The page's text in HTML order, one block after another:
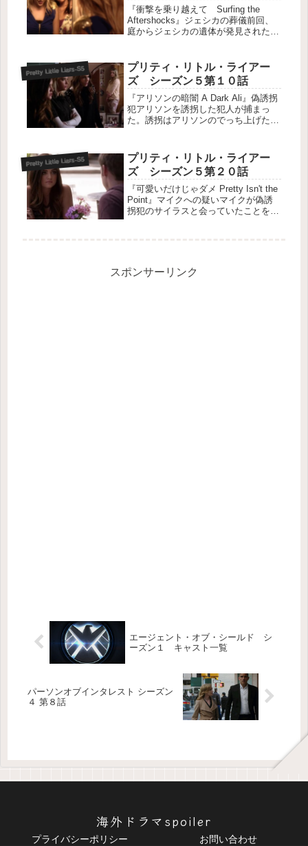
『衝撃を乗り越えて Surfing the
Aftershocks』ジェシカの葬儀前回、
庭からジェシカの遺体が発見された。
の時に着ていたものだった。学校に登
校した４人は、校...
Pretty Little Liars-S5
プリティ・リトル・ライアー
ズ シーズン５第１０話
『アリソンの暗闇 A Dark Ali』偽誘拐
犯アリソンを誘拐した犯人が捕まっ
た。誘拐はアリソンのでっち上げた話
じ供述をしている。偽の誘拐犯に困惑
するアリソンは、誘拐時に目隠...
Pretty Little Liars-S5
プリティ・リトル・ライアー
ズ シーズン５第２０話
『可愛いだけじゃダメ Pretty Isn't the
Point』マイクへの疑いマイクが偽誘
拐犯のサイラスと会っていたことを突
スポンサーリンク
エージェント・オブ・シールド シ
ーズン１ キャスト一覧
パーソンオブインタレスト シーズン
４ 第８話
海外ドラマspoiler
プライバシーポリシー お問い合わせ